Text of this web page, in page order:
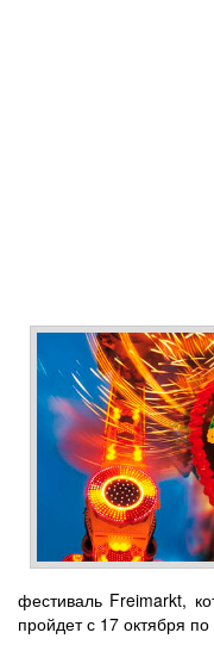
фестиваль Freimarkt,
пройдет с 17 октября